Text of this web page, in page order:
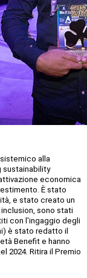
alla
sustainability
economica
È stato
e stato creato un
sono stati
con l'ingaggio degli
è stato redatto il
Benefit e hanno
2024. Ritira il Premio